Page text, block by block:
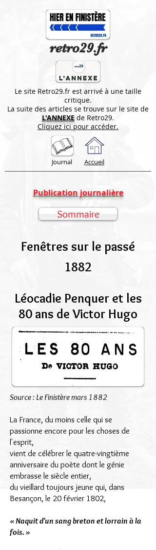
retro29.fr
Le site Retro29.fr est arrivé à une taille
critique.
La suite des articles se trouve sur le site de
L'ANNEXE de Retro29.
Cliquez ici pour accéder.
Journal Accueil
Publication journalière
Fenêtres sur le passé
1882
Léocadie Penquer et les
80 ans de Victor Hugo
Sommaire
Source : Le Finistère mars 1882
La France, du moins celle qui se
passionne encore pour les choses de
l'esprit,
vient de célébrer le quatre-vingtième
anniversaire du poète dont le génie
embrasse le siècle entier,
du vieillard toujours jeune qui, dans
Besançon, le 20 février 1802,
« Naquit d'un sang breton et lorrain à la
fois. »